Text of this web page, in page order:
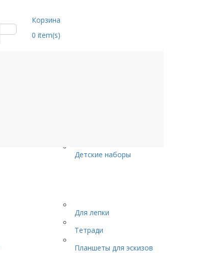
Корзина
0 item(s)
Детские наборы
Для лепки
Тетради
Планшеты для эскизов